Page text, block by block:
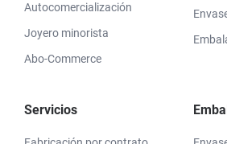
Autocomercialización
Joyero minorista
Abo-Commerce
Servicios